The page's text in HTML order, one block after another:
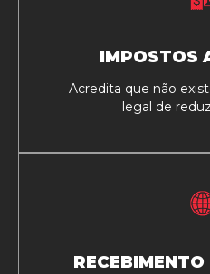
IMPOSTOS
Acredita que não
legal de